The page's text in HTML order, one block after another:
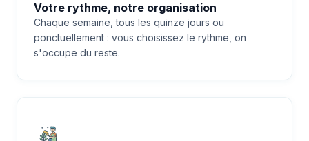
Votre rythme, notre organisation
Chaque semaine, tous les quinze jours ou
ponctuellement : vous choisissez le rythme, on
s'occupe du reste.